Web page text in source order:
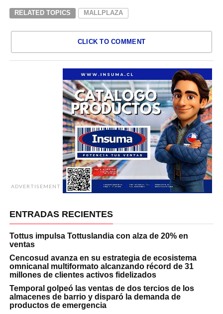
RELATED TOPICS MALLPLAZA
CLICK TO COMMENT
ADVERTISEMENT
ENTRADAS RECIENTES
Tottus impulsa Tottuslandia con alza de 20% en
ventas
Cencosud avanza en su estrategia de ecosistema
omnicanal multiformato alcanzando récord de 31
millones de clientes activos fidelizados
Temporal golpeó las ventas de dos tercios de los
almacenes de barrio y disparó la demanda de
productos de emergencia